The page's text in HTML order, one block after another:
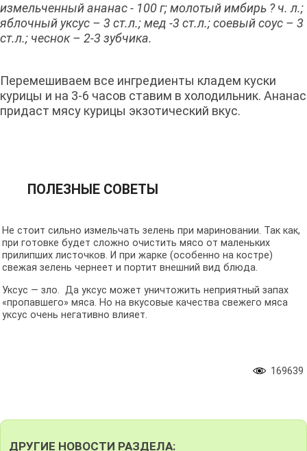
измельченный ананас - 100 г; молотый имбирь ? ч. л.;
яблочный уксус – 3 ст.л.; мед -3 ст.л.; соевый соус – 3
ст.л.; чеснок – 2-3 зубчика.
Перемешиваем все ингредиенты кладем куски
курицы и на 3-6 часов ставим в холодильник. Ананас
придаст мясу курицы экзотический вкус.
ПОЛЕЗНЫЕ СОВЕТЫ
Не стоит сильно измельчать зелень при мариновании. Так как,
при готовке будет сложно очистить мясо от маленьких
прилипших листочков. И при жарке (особенно на костре)
свежая зелень чернеет и портит внешний вид блюда.
Уксус — зло. Да уксус может уничтожить неприятный запах
«пропавшего» мяса. Но на вкусовые качества свежего мяса
уксус очень негативно влияет.
169639
ДРУГИЕ НОВОСТИ РАЗДЕЛА: